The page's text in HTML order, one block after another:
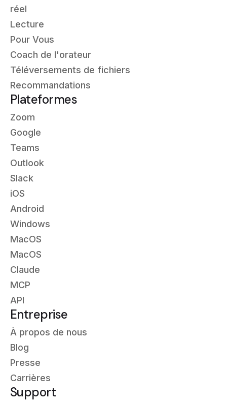
réel
Lecture
Pour Vous
Coach de l'orateur
Téléversements de fichiers
Recommandations
Plateformes
Zoom
Google
Teams
Outlook
Slack
iOS
Android
Windows
MacOS
MacOS
Claude
MCP
API
Entreprise
À propos de nous
Blog
Presse
Carrières
Support